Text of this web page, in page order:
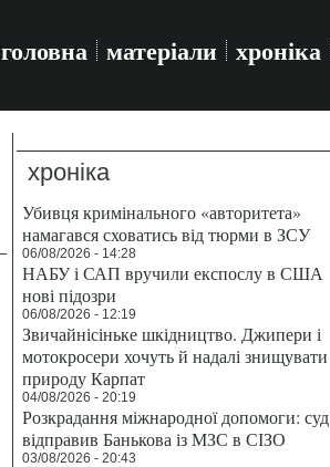
головна матеріали хроніка
хроніка
Убивця кримінального «авторитета»
намагався сховатись від тюрми в ЗСУ
06/08/2026 - 14:28
НАБУ і САП вручили експослу в США
нові підозри
06/08/2026 - 12:19
Звичайнісіньке шкідництво. Джипери і
мотокросери хочуть й надалі знищувати
природу Карпат
04/08/2026 - 20:19
Розкрадання міжнародної допомоги: суд
відправив Банькова із МЗС в СІЗО
03/08/2026 - 20:43